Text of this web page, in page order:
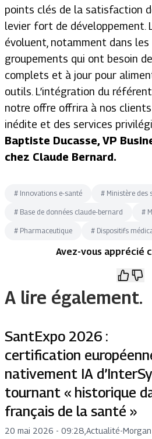
points clés de la satisfaction
levier fort de développement.
évoluent, notamment dans
groupements qui ont besoin
complets et à jour pour
outils. L’intégration du
notre offre offrira à nos
inédite et des services
Baptiste Ducasse, VP
chez Claude Bernard.
# Innovations e-santé # Ministère des
# Base de données claude-bernard #
# Pharmaceutique # Dispositifs
Avez-vous apprécié
A lire également.
SantExpo 2026 :
certification
nativement IA
tournant « historique
français de la santé »
20 mai 2026 - 09:28 Actualité-Morgan